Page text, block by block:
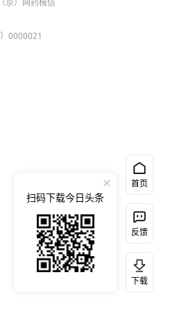
京）网药械信
0000021
首页
反馈
下载
扫码下载今日头条